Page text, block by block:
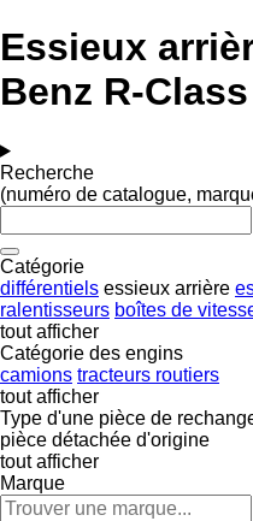
Essieux
Benz R-
Recherche
(numéro de catalogue,
Catégorie
différentiels essieux arrière
ralentisseurs boîtes de
tout afficher
Catégorie des engins
camions tracteurs routiers
tout afficher
Type d'une pièce de
pièce détachée d'origine
tout afficher
Marque